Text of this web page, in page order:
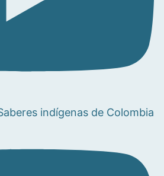
Saberes indígenas de Colombia